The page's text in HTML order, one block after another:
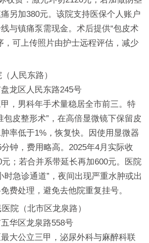
另加380元。该院支持医保个人账户
与镇痛泵需现金。术后提供“包皮术
，可上传照片由护士远程评估，减少
人民东路）
龙区人民东路245号
，男科年手术量稳居全市前三。特
包皮整形术”，在高倍显微镜下保留皮
率低于1%，恢复快。因使用显微器
钟，费用略高。2025年4月实际收
；若合并系带延长再加600元。医院
时急诊通道”，夜间出现严重水肿或出
费处理，避免去他院重复挂号。
院（北市区龙泉路）
华区龙泉路558号
大公立三甲，泌尿外科与麻醉科联